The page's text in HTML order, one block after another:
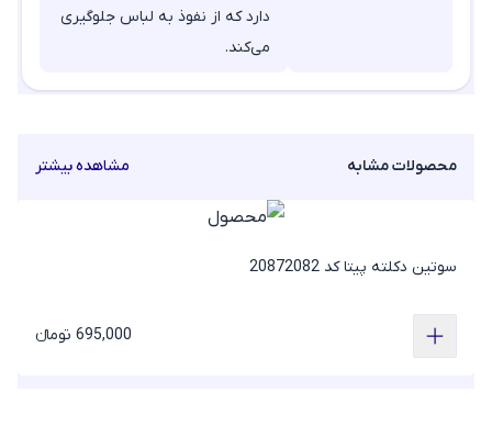
دارد که از نفوذ به لباس جلوگیری
می‌کند.
محصولات مشابه مشاهده بیشتر
سوتین دکلته پیتا کد 20872082
695,000 تومانء